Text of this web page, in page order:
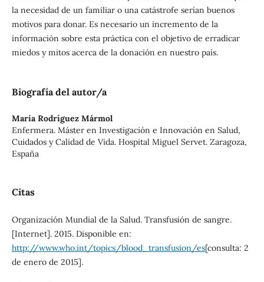
la necesidad de un familiar o una catástrofe serían buenos
motivos para donar. Es necesario un incremento de la
información sobre esta práctica con el objetivo de erradicar
miedos y mitos acerca de la donación en nuestro país.
Biografía del autor/a
María Rodríguez Mármol
Enfermera. Máster en Investigación e Innovación en Salud,
Cuidados y Calidad de Vida. Hospital Miguel Servet. Zaragoza,
España
Citas
Organización Mundial de la Salud. Transfusión de sangre.
[Internet]. 2015. Disponible en:
http://www.who.int/topics/blood_transfusion/es[consulta: 2
de enero de 2015].